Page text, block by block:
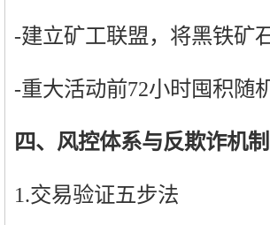
-建立矿工联盟，将黑铁矿
-重大活动前72小时囤积随
四、风控体系与反欺诈机制
1.交易验证五步法